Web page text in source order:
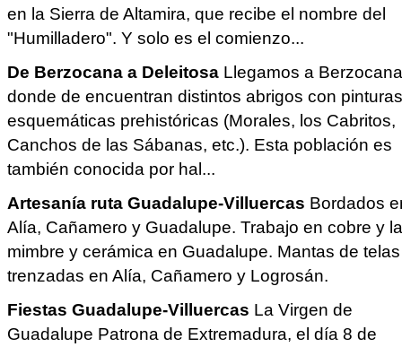
en la Sierra de Altamira, que recibe el nombre del
"Humilladero". Y solo es el comienzo...
De Berzocana a Deleitosa Llegamos a
donde de encuentran distintos abrigos con pinturas
esquemáticas prehistóricas (Morales, los Cabritos,
Canchos de las Sábanas, etc.). Esta población es
también conocida por hal...
Artesanía ruta Guadalupe-Villuercas Bordados
Alía, Cañamero y Guadalupe. Trabajo en cobre y
mimbre y cerámica en Guadalupe. Mantas de telas
trenzadas en Alía, Cañamero y Logrosán.
Fiestas Guadalupe-Villuercas La Virgen de
Guadalupe Patrona de Extremadura, el día 8 de